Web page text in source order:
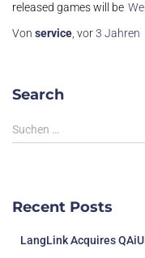
released games will be
Von service , vor3 Jahren
Search
Suchen …
Recent Posts
LangLink Acquires